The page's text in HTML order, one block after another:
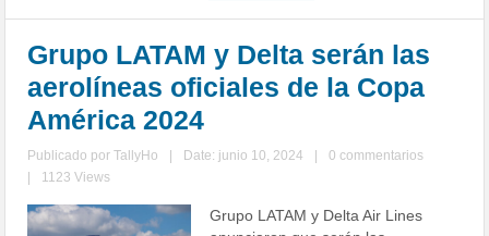
Grupo LATAM y Delta serán las
aerolíneas oficiales de la Copa
América 2024
Publicado porTallyHo Date: junio 10, 2024
0 commentarios
1123 Views
Grupo LATAM y Delta Air Lines